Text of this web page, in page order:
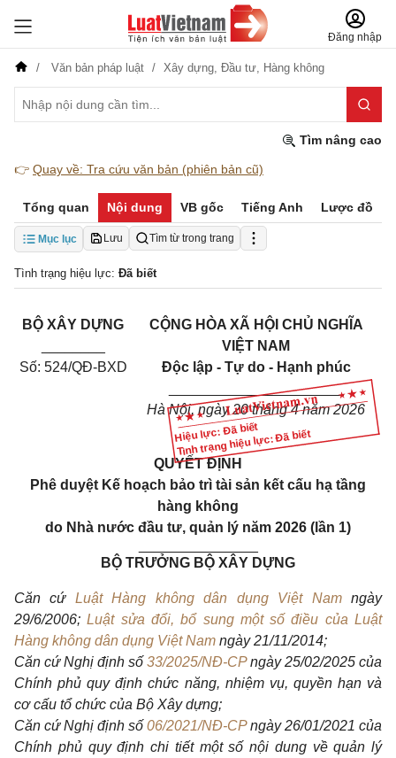
Đăng nhập
Văn bản pháp luật Xây dựng, Đầu tư, Hàng không
Tìm nâng cao
👉 Quay về: Tra cứu văn bản (phiên bản cũ)
Tổng quan Nội dung VB gốc Tiếng Anh Lược đồ
Mục lục Lưu Tìm từ trong trang
Tình trạng hiệu lực: Đã biết
Hiệu lực: Đã biết
Tình trạng hiệu lực: Đã biết
BỘ XÂY DỰNG
Số: 524/QĐ-BXD
CỘNG HÒA XÃ HỘI CHỦ NGHĨA
VIỆT NAM
Độc lập - Tự do - Hạnh phúc
______________________
Hà Nội, ngày 20 tháng 4 năm 2026
QUYẾT ĐỊNH
Phê duyệt Kế hoạch bảo trì tài sản kết cấu hạ tầng
hàng không
do Nhà nước đầu tư, quản lý năm 2026 (lần 1)
BỘ TRƯỞNG BỘ XÂY DỰNG
Căn cứ Luật Hàng không dân dụng Việt Namngày
29/6/2006;Luật sửa đổi, bổ sung một số điều của Luật
Hàng không dân dụng Việt Nam ngày 21/11/2014;
Căn cứ Nghị định số 33/2025/NĐ-CPngày 25/02/2025 của
Chính phủ quy định chức năng, nhiệm vụ, quyền hạn và
cơ cấu tổ chức của Bộ Xây dựng;
Căn cứ Nghị định số 06/2021/NĐ-CPngày 26/01/2021 của
Chính phủ quy định chi tiết một số nội dung về quản lý